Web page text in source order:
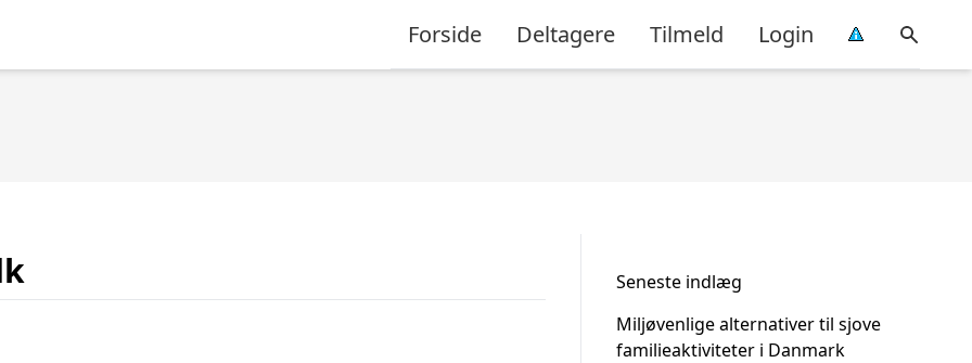
Forside Deltagere Tilmeld Login
Seneste indlæg
Miljøvenlige alternativer til sjove
familieaktiviteter i Danmark